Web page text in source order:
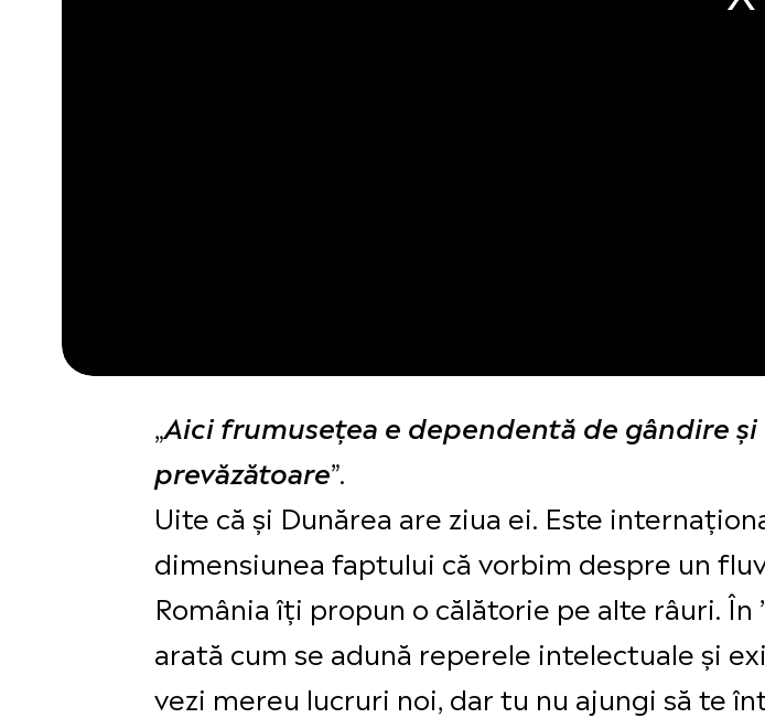
„Aici frumuseţea e dependentă de gândire
prevăzătoare”.
Uite că și Dunărea are ziua ei. Este
dimensiunea faptului că vorbim despre un
România îți propun o călătorie pe alte râuri.
arată cum se adună reperele intelectuale și
vezi mereu lucruri noi, dar tu nu ajungi să te